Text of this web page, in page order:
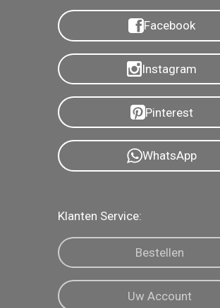
Facebook
Instagram
Pinterest
WhatsApp
Klanten Service:
Bestellen
Uw Account